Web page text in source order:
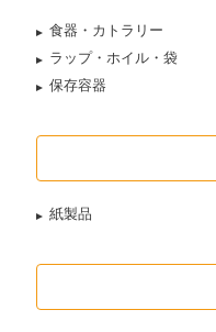
食器・カトラリー
ラップ・ホイル・袋
保存容器
紙製品